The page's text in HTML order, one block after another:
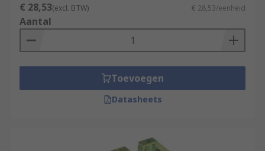
€ 28,53(excl. BTW) € 28,53/eenheid
Aantal
Toevoegen
Datasheets